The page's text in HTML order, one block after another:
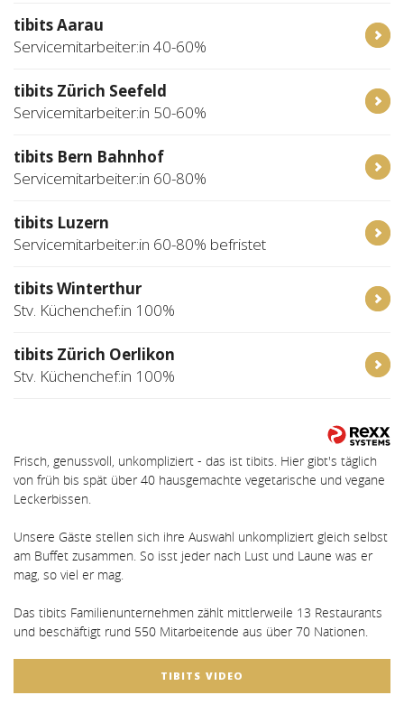
tibits Aarau
Servicemitarbeiter:in 40-60%
tibits Zürich Seefeld
Servicemitarbeiter:in 50-60%
tibits Bern Bahnhof
Servicemitarbeiter:in 60-80%
tibits Luzern
Servicemitarbeiter:in 60-80% befristet
tibits Winterthur
Stv. Küchenchef:in 100%
tibits Zürich Oerlikon
Stv. Küchenchef:in 100%
Frisch, genussvoll, unkompliziert - das ist tibits. Hier gibt's täglich
von früh bis spät über 40 hausgemachte vegetarische und vegane
Leckerbissen.
Unsere Gäste stellen sich ihre Auswahl unkompliziert gleich selbst
am Buffet zusammen. So isst jeder nach Lust und Laune was er
mag, so viel er mag.
Das tibits Familienunternehmen zählt mittlerweile 13 Restaurants
und beschäftigt rund 550 Mitarbeitende aus über 70 Nationen.
TIBITS VIDEO